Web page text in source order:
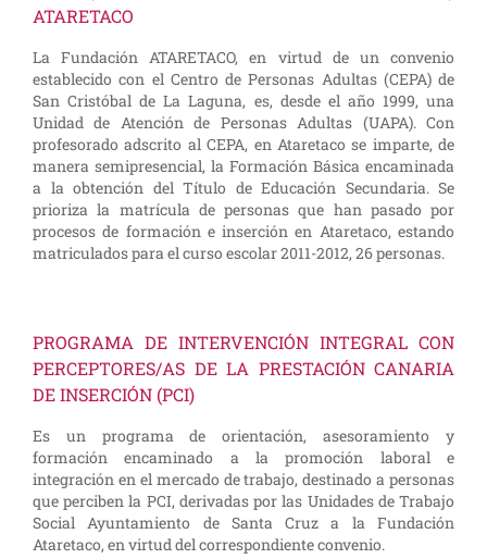
ATARETACO
La Fundación ATARETACO, en virtud de un convenio
establecido con el Centro de Personas Adultas (CEPA) de
San Cristóbal de La Laguna, es, desde el año 1999, una
Unidad de Atención de Personas Adultas (UAPA). Con
profesorado adscrito al CEPA, en Ataretaco se imparte, de
manera semipresencial, la Formación Básica encaminada
a la obtención del Título de Educación Secundaria. Se
prioriza la matrícula de personas que han pasado por
procesos de formación e inserción en Ataretaco, estando
matriculados para el curso escolar 2011-2012, 26 personas.
PROGRAMA DE INTERVENCIÓN INTEGRAL CON
PERCEPTORES/AS DE LA PRESTACIÓN CANARIA
DE INSERCIÓN (PCI)
Es un programa de orientación, asesoramiento y
formación encaminado a la promoción laboral e
integración en el mercado de trabajo, destinado a personas
que perciben la PCI, derivadas por las Unidades de Trabajo
Social Ayuntamiento de Santa Cruz a la Fundación
Ataretaco, en virtud del correspondiente convenio.